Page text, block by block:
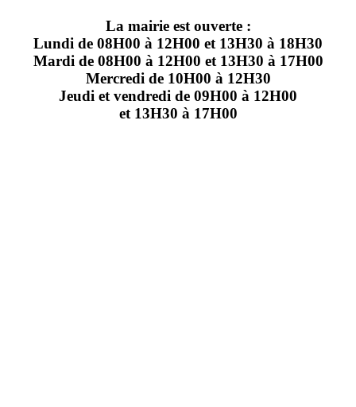
La mairie est ouverte :
Lundi de 08H00 à 12H00 et 13H30 à 18H30
Mardi de 08H00 à 12H00 et 13H30 à 17H00
Mercredi de 10H00 à 12H30
Jeudi et vendredi de 09H00 à 12H00
et 13H30 à 17H00